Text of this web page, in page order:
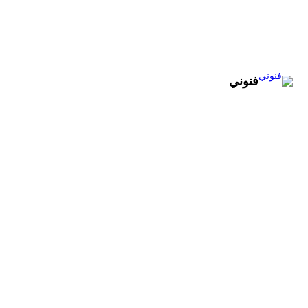
فنوني